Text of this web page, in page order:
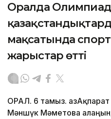
Оралда
мақсатында
жарыстар өтті
ОРАЛ. 6 тамыз.
Мәншүк Мәметова